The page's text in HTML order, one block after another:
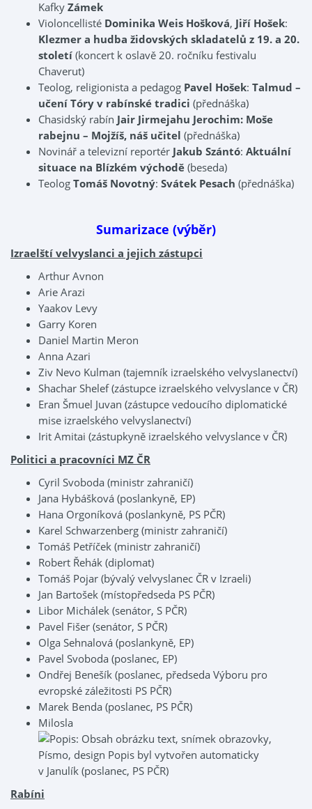
Kafky Zámek
Violoncellisté Dominika Weis Hošková, Jiří Hošek:
Klezmer a hudba židovských skladatelů z 19. a 20.
století (koncert k oslavě 20. ročníku festivalu
Chaverut)
Teolog, religionista a pedagog Pavel Hošek: Talmud –
učení Tóry v rabínské tradici (přednáška)
Chasidský rabín Jair Jirmejahu Jerochim: Moše
rabejnu – Mojžíš, náš učitel (přednáška)
Novinář a televizní reportér Jakub Szántó: Aktuální
situace na Blízkém východě (beseda)
Teolog Tomáš Novotný: Svátek Pesach (přednáška)
Sumarizace (výběr)
Izraelští velvyslanci a jejich zástupci
Arthur Avnon
Arie Arazi
Yaakov Levy
Garry Koren
Daniel Martin Meron
Anna Azari
Ziv Nevo Kulman (tajemník izraelského velvyslanectví)
Shachar Shelef (zástupce izraelského velvyslance v ČR)
Eran Šmuel Juvan (zástupce vedoucího diplomatické
mise izraelského velvyslanectví)
Irit Amitai (zástupkyně izraelského velvyslance v ČR)
Politici a pracovníci MZ ČR
Cyril Svoboda (ministr zahraničí)
Jana Hybášková (poslankyně, EP)
Hana Orgoníková (poslankyně, PS PČR)
Karel Schwarzenberg (ministr zahraničí)
Tomáš Petříček (ministr zahraničí)
Robert Řehák (diplomat)
Tomáš Pojar (bývalý velvyslanec ČR v Izraeli)
Jan Bartošek (místopředseda PS PČR)
Libor Michálek (senátor, S PČR)
Pavel Fišer (senátor, S PČR)
Olga Sehnalová (poslankyně, EP)
Pavel Svoboda (poslanec, EP)
Ondřej Benešík (poslanec, předseda Výboru pro
evropské záležitosti PS PČR)
Marek Benda (poslanec, PS PČR)
Milosla
v Janulík (poslanec, PS PČR)
Rabíni